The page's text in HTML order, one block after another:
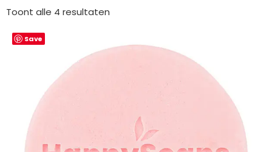
Toont alle 4 resultaten
Save